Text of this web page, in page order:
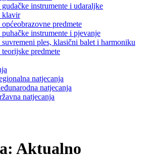
instrumente i udaraljke
klavir
predmete
instrumente i pjevanje
ples, klasični balet i harmoniku
predmete
natjecanja
natjecanja
natjecanja
Aktualno